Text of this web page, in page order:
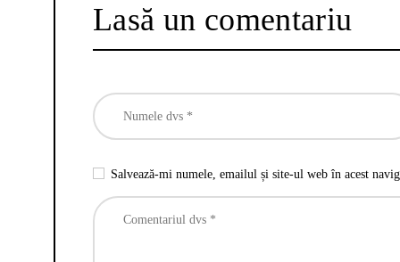
Lasă un comentariu
Salvează-mi numele, emailul și site-ul web în acest